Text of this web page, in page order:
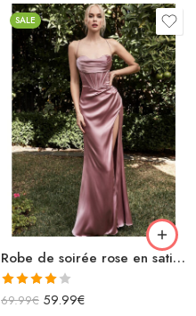
SALE
Robe de soirée rose en satin longue fendue bretelles spaghettis col bénitier lacets dans le dos
Note
69.99€ 59.99€